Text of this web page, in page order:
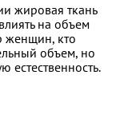
жировая ткань
на объем
женщин, кто
объем, но
естественность.